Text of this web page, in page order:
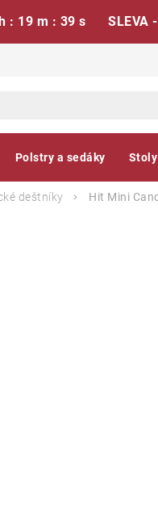
: 19 m : 38 s SLEVA
Polstry a sedáky Stoly
deštníky Hit Mini